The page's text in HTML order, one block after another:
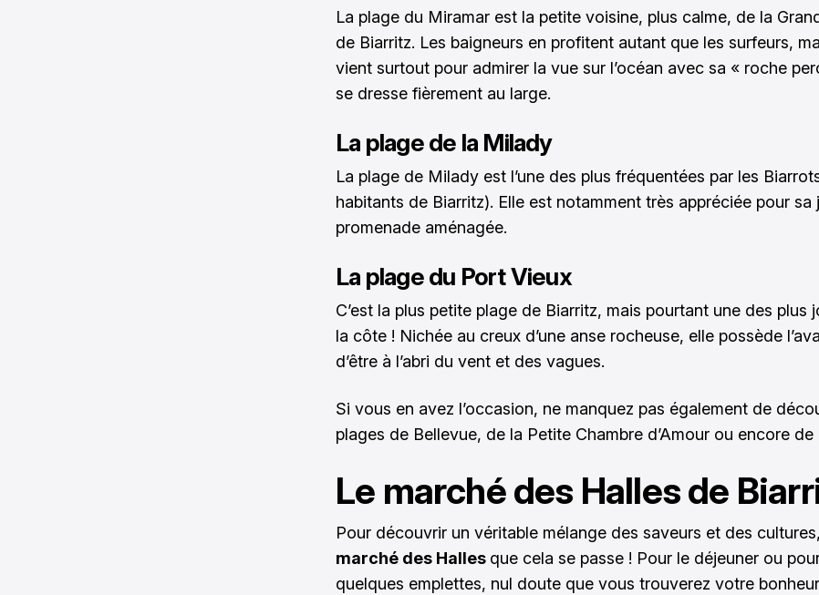
La plage du Miramar est la petite voisine, plus calme, de la
de Biarritz. Les baigneurs en profitent autant que les surfeurs,
vient surtout pour admirer la vue sur l’océan avec sa « roche
se dresse fièrement au large.
La plage de la Milady
La plage de Milady est l’une des plus fréquentées par les
habitants de Biarritz). Elle est notamment très appréciée pour sa
promenade aménagée.
La plage du Port Vieux
C’est la plus petite plage de Biarritz, mais pourtant une des plus
la côte ! Nichée au creux d’une anse rocheuse, elle possède
d’être à l’abri du vent et des vagues.
Si vous en avez l’occasion, ne manquez pas également de
plages de Bellevue, de la Petite Chambre d’Amour ou encore de
Le marché des Halles de
Pour découvrir un véritable mélange des saveurs et des
marché des Halles que cela se passe ! Pour le déjeuner ou
quelques emplettes, nul doute que vous trouverez votre